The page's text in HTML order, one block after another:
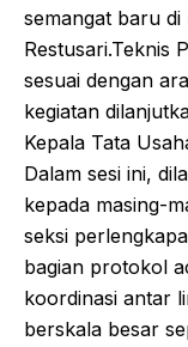
semangat baru di
Restusari.Teknis
sesuai dengan
kegiatan
Kepala Tata
Dalam sesi ini,
kepada masing-
seksi
bagian protokol
koordinasi antar
berskala besar